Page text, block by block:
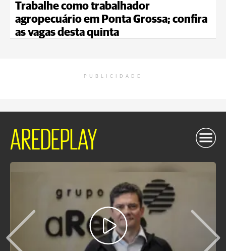
Trabalhe como trabalhador
agropecuário em Ponta Grossa; confira
as vagas desta quinta
PUBLICIDADE
AREDEPLAY